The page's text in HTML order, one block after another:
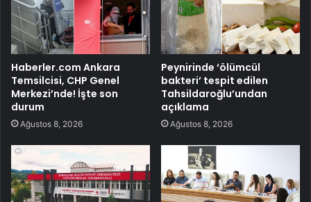
Haberler.com Ankara
Temsilcisi, CHP Genel
Merkezi’nde! İşte son
durum
Ağustos 8, 2026
Peynirinde ‘ölümcül
bakteri’ tespit edilen
Tahsildaroğlu’undan
açıklama
Ağustos 8, 2026